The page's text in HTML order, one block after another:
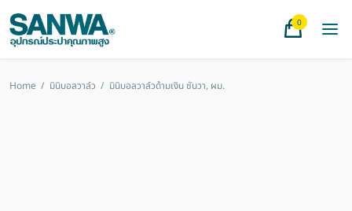
0
Home / มินิบอลวาล์ว / มินิบอลวาล์วด้ามเงิน ซันวา, ผม.